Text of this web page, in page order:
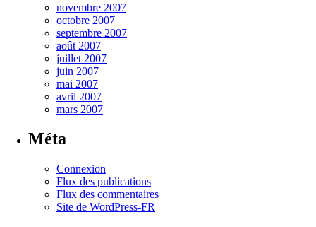
novembre 2007
octobre 2007
septembre 2007
août 2007
juillet 2007
juin 2007
mai 2007
avril 2007
mars 2007
Méta
Connexion
Flux des publications
Flux des commentaires
Site de WordPress-FR